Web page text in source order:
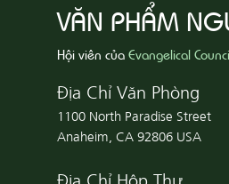
VĂN PHẨM
Hội viên củaEvangelical
Địa Chỉ Văn Phòng
1100 North Paradise Street
Anaheim, CA 92806 USA